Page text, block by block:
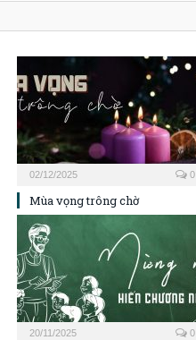
02/12/2025 0
Mùa vọng trông chờ
20/11/2025 0